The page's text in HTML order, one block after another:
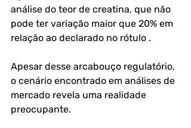
análise do teor de creatina, que não
pode ter variação maior que 20% em
relação ao declarado no rótulo .
Apesar desse arcabouço regulatório,
o cenário encontrado em análises de
mercado revela uma realidade
preocupante.